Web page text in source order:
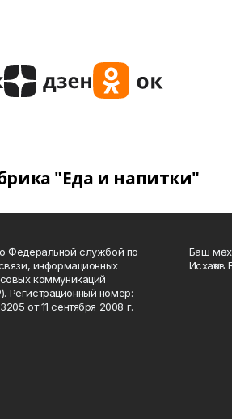
"Еда и напитки"
Федеральной службой по
информационных
коммуникаций
номер:
от 11 сентября 2008 г.
Баш
Исхаҡов